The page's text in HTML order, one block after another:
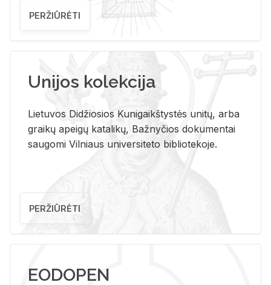
PERŽIŪRĖTI
Unijos kolekcija
Lietuvos Didžiosios Kunigaikštystės unitų, arba
graikų apeigų katalikų, Bažnyčios dokumentai
saugomi Vilniaus universiteto bibliotekoje.
PERŽIŪRĖTI
EODOPEN